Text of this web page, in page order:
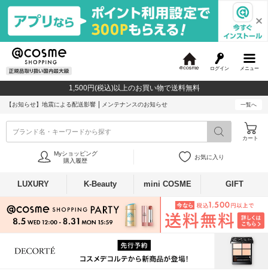
メニュー
ログイン
c
o
1,500円(税込)以上のお買い物で送料無料
【お知らせ】 地震による配送影響 メンテナンスのお知らせ 一覧へ
ブランド名・キーワードから探す
カート
Myショッピング
購入履歴
お気に入り
LUXURY K-Beauty mini COSME GIFT